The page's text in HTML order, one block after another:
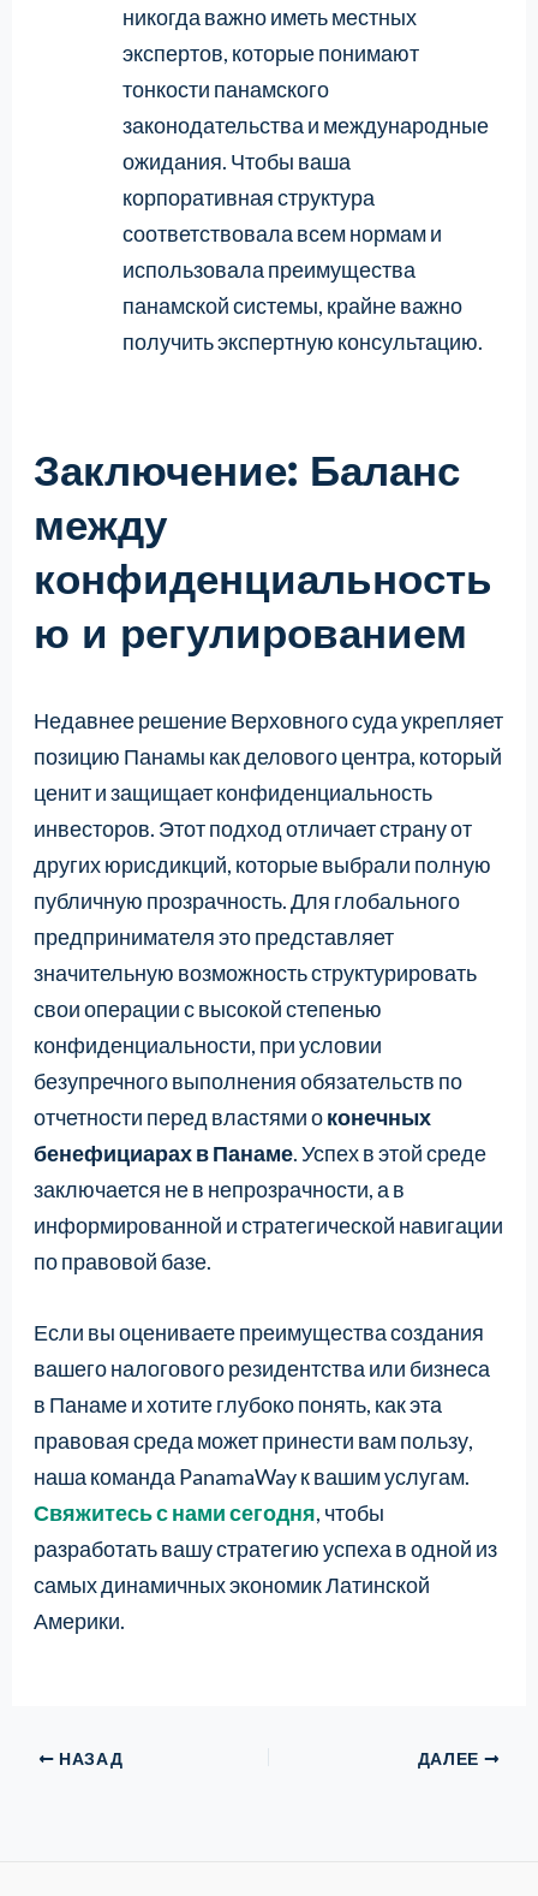
никогда важно иметь местных
экспертов, которые понимают
тонкости панамского
законодательства и международные
ожидания. Чтобы ваша
корпоративная структура
соответствовала всем нормам и
использовала преимущества
панамской системы, крайне важно
получить экспертную консультацию.
Заключение: Баланс
между
конфиденциальность
ю и регулированием
Недавнее решение Верховного суда укрепляет
позицию Панамы как делового центра, который
ценит и защищает конфиденциальность
инвесторов. Этот подход отличает страну от
других юрисдикций, которые выбрали полную
публичную прозрачность. Для глобального
предпринимателя это представляет
значительную возможность структурировать
свои операции с высокой степенью
конфиденциальности, при условии
безупречного выполнения обязательств по
отчетности перед властями оконечных
бенефициарах в Панаме. Успех в этой среде
заключается не в непрозрачности, а в
информированной и стратегической навигации
по правовой базе.
Если вы оцениваете преимущества создания
вашего налогового резидентства или бизнеса
в Панаме и хотите глубоко понять, как эта
правовая среда может принести вам пользу,
наша команда PanamaWay к вашим услугам.
Свяжитесь с нами сегодня, чтобы
разработать вашу стратегию успеха в одной из
самых динамичных экономик Латинской
Америки.
НАЗАД ДАЛЕЕ